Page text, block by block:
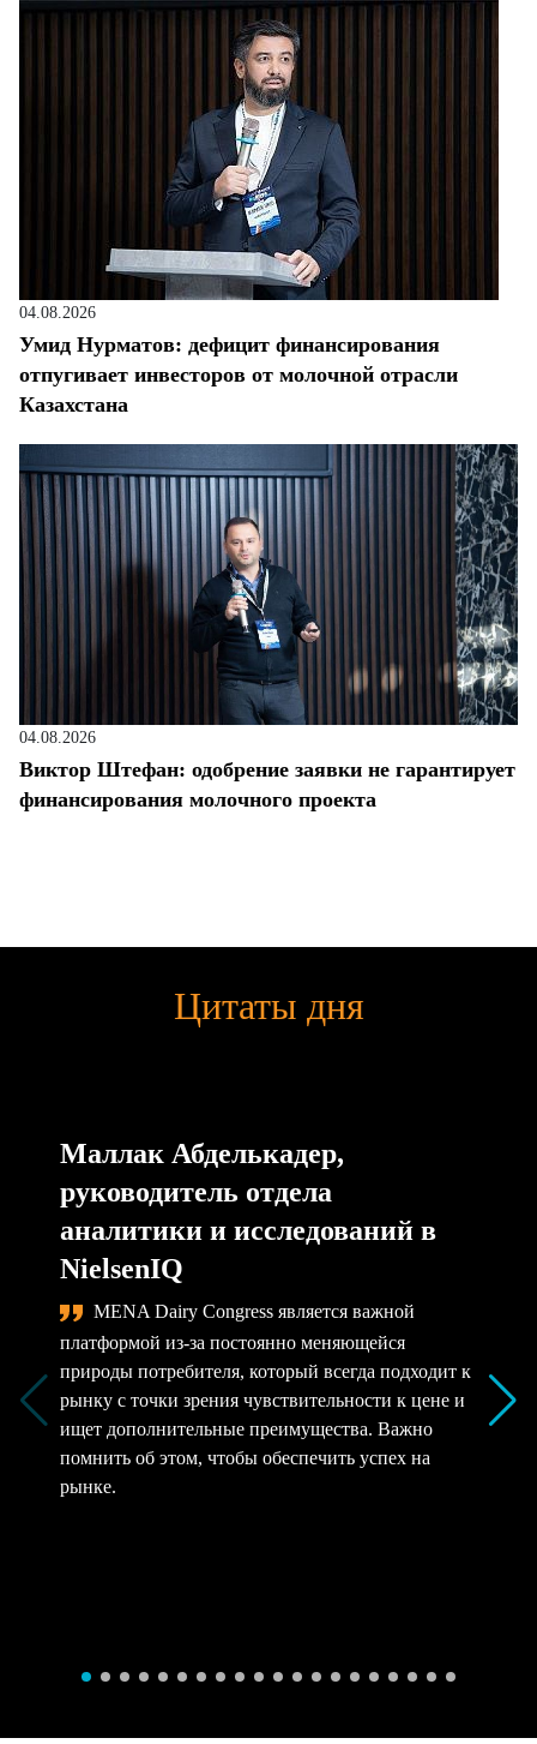
04.08.2026
Умид Нурматов: дефицит финансирования
отпугивает инвесторов от молочной отрасли
Казахстана
04.08.2026
Виктор Штефан: одобрение заявки не гарантирует
финансирования молочного проекта
Цитаты дня
Маллак Абделькадер,
руководитель отдела
аналитики и исследований в
NielsenIQ
MENA Dairy Congress является важной
платформой из-за постоянно меняющейся
природы потребителя, который всегда подходит к
рынку с точки зрения чувствительности к цене и
ищет дополнительные преимущества. Важно
помнить об этом, чтобы обеспечить успех на
рынке.